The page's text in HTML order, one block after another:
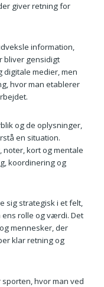
giver retning for
information,
bliver gensidigt
medier, men
hvor man etablerer
og de oplysninger,
en situation.
kort og mentale
koordinering og
sig strategisk i et felt,
rolle og værdi. Det
mennesker, der
klar retning og
hvor man ved